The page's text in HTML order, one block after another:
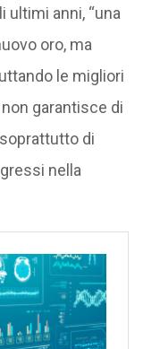
ultimi anni, “una
oro, ma
le migliori
garantisce di
di
nella